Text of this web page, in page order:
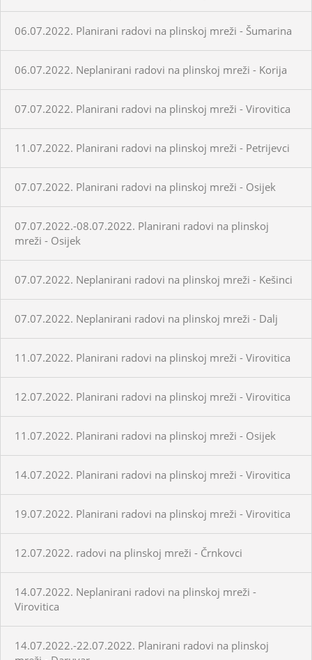
06.07.2022. Planirani radovi na plinskoj mreži - Šumarina
06.07.2022. Neplanirani radovi na plinskoj mreži - Korija
07.07.2022. Planirani radovi na plinskoj mreži - Virovitica
11.07.2022. Planirani radovi na plinskoj mreži - Petrijevci
07.07.2022. Planirani radovi na plinskoj mreži - Osijek
07.07.2022.-08.07.2022. Planirani radovi na plinskoj
mreži - Osijek
07.07.2022. Neplanirani radovi na plinskoj mreži - Kešinci
07.07.2022. Neplanirani radovi na plinskoj mreži - Dalj
11.07.2022. Planirani radovi na plinskoj mreži - Virovitica
12.07.2022. Planirani radovi na plinskoj mreži - Virovitica
11.07.2022. Planirani radovi na plinskoj mreži - Osijek
14.07.2022. Planirani radovi na plinskoj mreži - Virovitica
19.07.2022. Planirani radovi na plinskoj mreži - Virovitica
12.07.2022. radovi na plinskoj mreži - Črnkovci
14.07.2022. Neplanirani radovi na plinskoj mreži -
Virovitica
14.07.2022.-22.07.2022. Planirani radovi na plinskoj